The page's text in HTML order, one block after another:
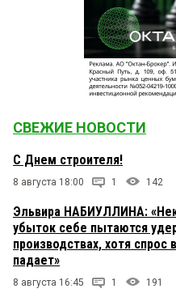
СВЕЖИЕ НОВОСТИ
С Днем строителя!
8 августа 18:00 1 142
Эльвира НАБИУЛЛИНА:
убыток себе пытаются
производствах, хотя спрос
падает»
8 августа 16:45 1 191